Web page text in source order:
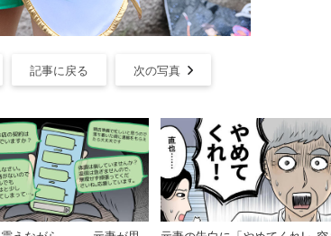
記事に戻る 次の写真